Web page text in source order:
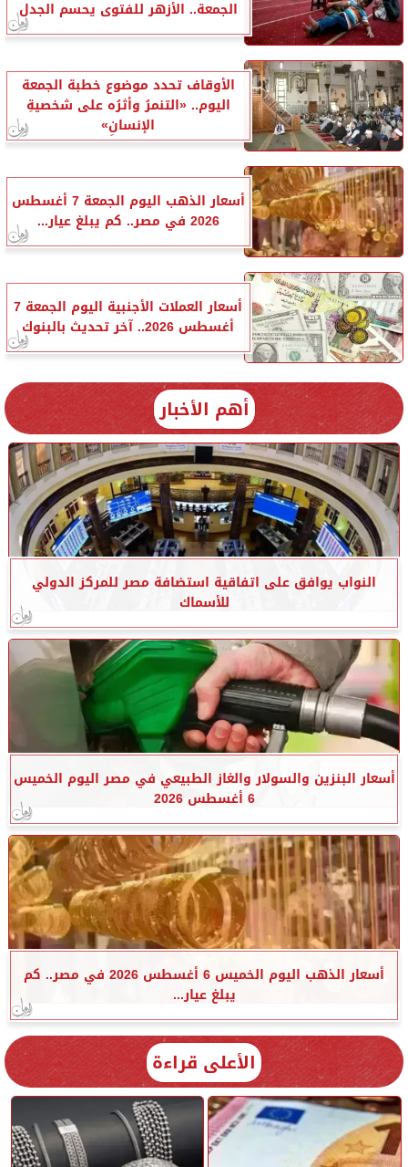
الجمعة.. الأزهر للفتوى يحسم الجدل
الأوقاف تحدد موضوع خطبة الجمعة
اليوم.. «التنمرُ وأثرُه على شخصيةِ
الإنسانِ»
أسعار الذهب اليوم الجمعة 7 أغسطس
2026 في مصر.. كم يبلغ عيار...
أسعار العملات الأجنبية اليوم الجمعة 7
أغسطس 2026.. آخر تحديث بالبنوك
أهم الأخبار
النواب يوافق على اتفاقية استضافة مصر للمركز الدولي
للأسماك
أسعار البنزين والسولار والغاز الطبيعي في مصر اليوم الخميس
6 أغسطس 2026
أسعار الذهب اليوم الخميس 6 أغسطس 2026 في مصر.. كم
يبلغ عيار...
الأعلى قراءة